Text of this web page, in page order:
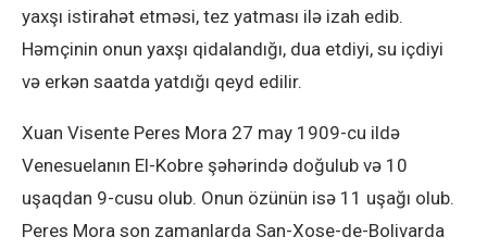
yaxşı istirahət etməsi, tez yatması ilə izah edib.
Həmçinin onun yaxşı qidalandığı, dua etdiyi, su içdiyi
və erkən saatda yatdığı qeyd edilir.
Xuan Visente Peres Mora 27 may 1909-cu ildə
Venesuelanın El-Kobre şəhərində doğulub və 10
uşaqdan 9-cusu olub. Onun özünün isə 11 uşağı olub.
Peres Mora son zamanlarda San-Xose-de-Bolivarda